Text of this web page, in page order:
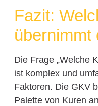
Fazit:
übernimmt
Die Frage „Welche
ist komplex und
Faktoren. Die GKV
Palette von Kuren